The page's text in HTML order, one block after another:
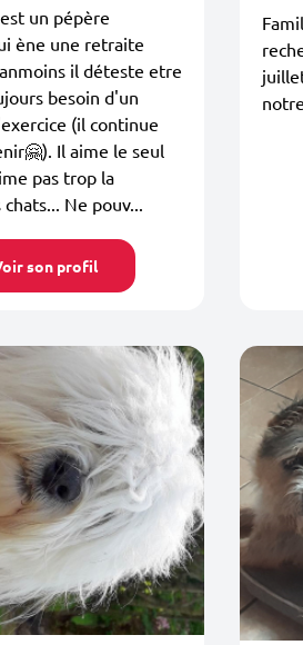
un pépère
ène une retraite
il déteste etre
besoin d'un
(il continue
Il aime le seul
pas trop la
Ne pouv...
son profil